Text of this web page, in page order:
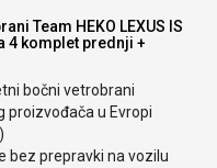
Team HEKO LEXUS IS
4 komplet prednji +
bočni vetrobrani
proizvođača u Evropi
bez prepravki na vozilu